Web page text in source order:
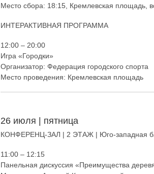
Место сбора: 18:15, Кремлевская площадь,
ИНТЕРАКТИВНАЯ ПРОГРАММА
12:00 – 20:00
Игра «Городки»
Организатор: Федерация городского спорта
Место проведения: Кремлевская площадь
26 июля | пятница
КОНФЕРЕНЦ-ЗАЛ | 2 ЭТАЖ | Юго-западная
11:00 – 12:15
Панельная дискуссия «Преимущества